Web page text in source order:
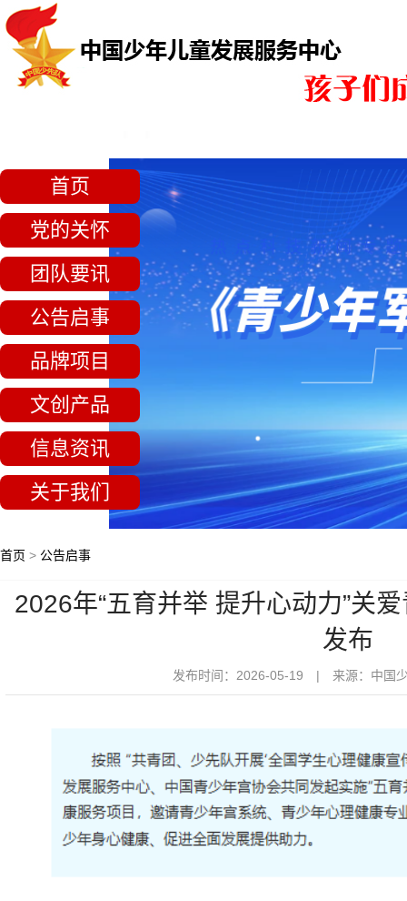
首页
党的关怀
团队要讯
公告启事
品牌项目
文创产品
信息资讯
关于我们
首页 > 公告启事
2026年“五育并举 提升心动力”关
发布
发布时间：2026-05-19 | 来源：中国少